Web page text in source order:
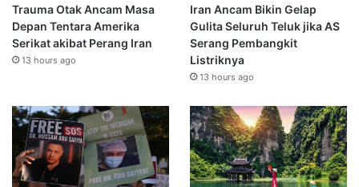
Trauma Otak Ancam Masa
Depan Tentara Amerika
Serikat akibat Perang Iran
13 hours ago
Iran Ancam Bikin Gelap
Gulita Seluruh Teluk jika AS
Serang Pembangkit
Listriknya
13 hours ago